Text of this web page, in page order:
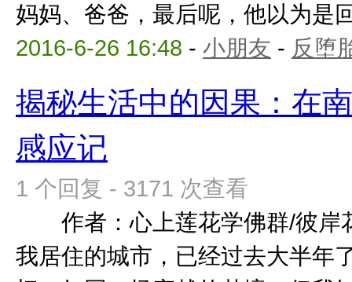
妈妈、爸爸，最后呢，他以为是
2016-6-26 16:48 - 小朋友 - 反堕
揭秘生活中的因果：在
感应记
1 个回复 - 3171 次查看
作者：心上莲花学佛群/彼
我居住的城市，已经过去大半年